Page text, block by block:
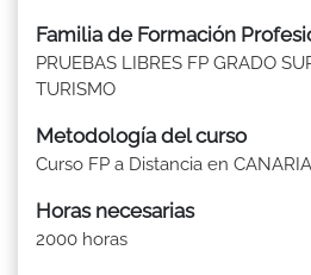
Familia de Formación
PRUEBAS LIBRES FP GRADO
TURISMO
Metodología del curso
Curso FP a Distancia en
Horas necesarias
2000 horas